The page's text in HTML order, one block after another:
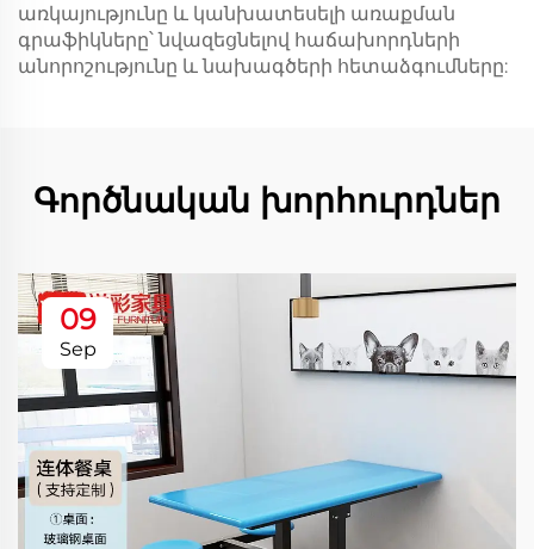
առկայությունը և կանխատեսելի առաքման
գրաֆիկները՝ նվազեցնելով հաճախորդների
անորոշությունը և նախագծերի հետաձգումները:
Գործնական խորհուրդներ
09
Sep